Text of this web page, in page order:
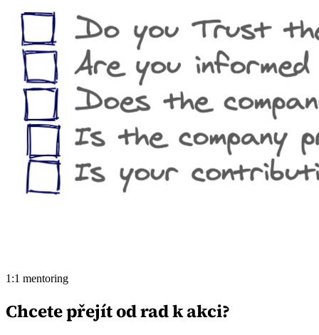
1:1 mentoring
Chcete přejít od rad k akci?